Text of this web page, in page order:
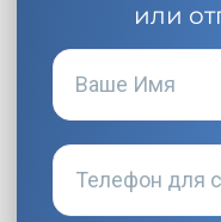
или